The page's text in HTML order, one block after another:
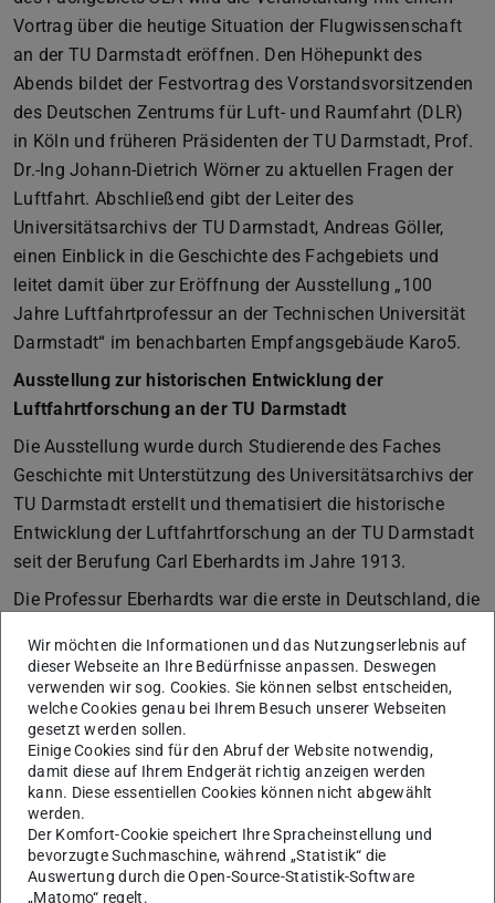
Vortrag über die heutige Situation der Flugwissenschaft
an der TU Darmstadt eröffnen. Den Höhepunkt des
Abends bildet der Festvortrag des Vorstandsvorsitzenden
des Deutschen Zentrums für Luft- und Raumfahrt (DLR)
in Köln und früheren Präsidenten der TU Darmstadt, Prof.
Dr.-Ing Johann-Dietrich Wörner zu aktuellen Fragen der
Luftfahrt. Abschließend gibt der Leiter des
Universitätsarchivs der TU Darmstadt, Andreas Göller,
einen Einblick in die Geschichte des Fachgebiets und
leitet damit über zur Eröffnung der Ausstellung „100
Jahre Luftfahrtprofessur an der Technischen Universität
Darmstadt“ im benachbarten Empfangsgebäude Karo5.
Ausstellung zur historischen Entwicklung der
Luftfahrtforschung an der TU Darmstadt
Die Ausstellung wurde durch Studierende des Faches
Geschichte mit Unterstützung des Universitätsarchivs der
TU Darmstadt erstellt und thematisiert die historische
Entwicklung der Luftfahrtforschung an der TU Darmstadt
seit der Berufung Carl Eberhardts im Jahre 1913.
Die Professur Eberhardts war die erste in Deutschland, die
damit von vergleichbaren Lehrstühlen, die entweder auf
weitere Fachanteile aus den Naturwissenschaften oder
aus dem Maschinenbau ausgedehnt waren. Vor dem
Hintergrund der technischen Entwicklung des Jahres
1913 beinhaltete die Darmstädter Professur
gleichermaßen die Luftschifffahrt und die Flugtechnik.
Zu Eberhardts Zeiten war noch nicht endgültig
entschieden, welchem Luftverkehrsmittel, dem Flugzeug
oder dem Luftschiff die Zukunft gehörte. Bis zum Tod
Wir möchten die Informationen und das Nutzungserlebnis auf
dieser Webseite an Ihre Bedürfnisse anpassen. Deswegen
verwenden wir sog. Cookies. Sie können selbst entscheiden,
welche Cookies genau bei Ihrem Besuch unserer Webseiten
gesetzt werden sollen.
Einige Cookies sind für den Abruf der Website notwendig,
damit diese auf Ihrem Endgerät richtig anzeigen werden
kann. Diese essentiellen Cookies können nicht abgewählt
werden.
Der Komfort-Cookie speichert Ihre Spracheinstellung und
bevorzugte Suchmaschine, während „Statistik“ die
Auswertung durch die Open-Source-Statistik-Software
„Matomo“ regelt.